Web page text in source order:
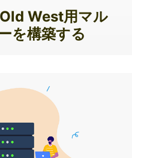
West用マル
を構築する